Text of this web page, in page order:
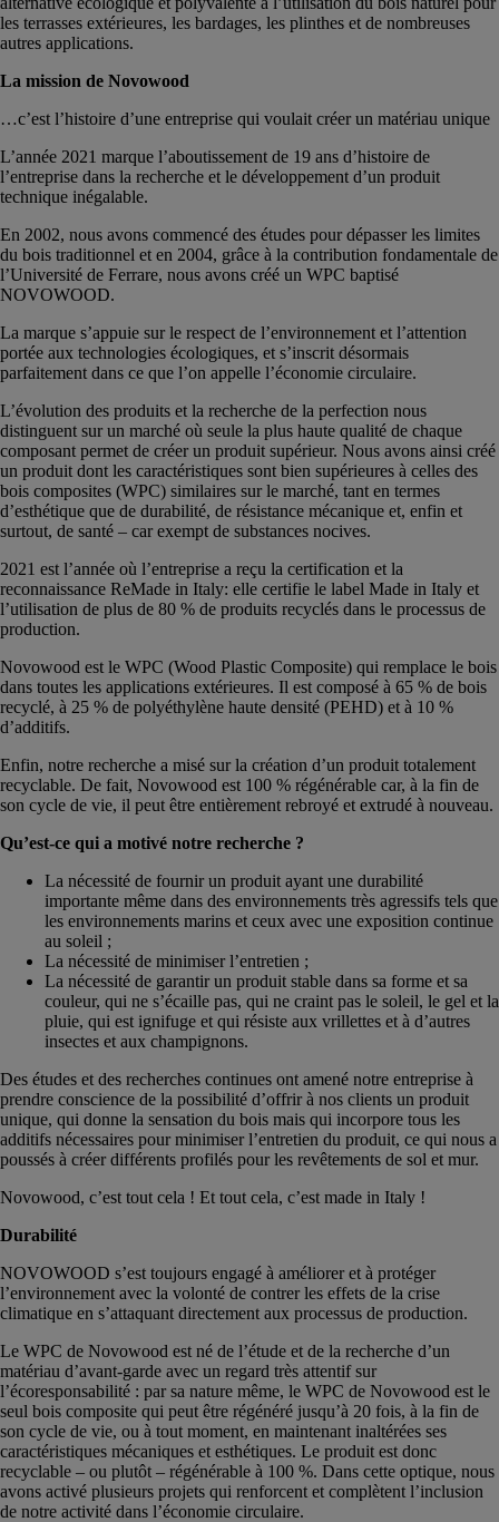
les terrasses extérieures, les bardages, les plinthes et de nombreuses
autres applications.
La mission de Novowood
…c’est l’histoire d’une entreprise qui voulait créer un matériau unique
L’année 2021 marque l’aboutissement de 19 ans d’histoire de
l’entreprise dans la recherche et le développement d’un produit
technique inégalable.
En 2002, nous avons commencé des études pour dépasser les limites
du bois traditionnel et en 2004, grâce à la contribution fondamentale de
l’Université de Ferrare, nous avons créé un WPC baptisé
NOVOWOOD.
La marque s’appuie sur le respect de l’environnement et l’attention
portée aux technologies écologiques, et s’inscrit désormais
parfaitement dans ce que l’on appelle l’économie circulaire.
L’évolution des produits et la recherche de la perfection nous
distinguent sur un marché où seule la plus haute qualité de chaque
composant permet de créer un produit supérieur. Nous avons ainsi créé
un produit dont les caractéristiques sont bien supérieures à celles des
bois composites (WPC) similaires sur le marché, tant en termes
d’esthétique que de durabilité, de résistance mécanique et, enfin et
surtout, de santé – car exempt de substances nocives.
2021 est l’année où l’entreprise a reçu la certification et la
reconnaissance ReMade in Italy: elle certifie le label Made in Italy et
l’utilisation de plus de 80 % de produits recyclés dans le processus de
production.
Novowood est le WPC (Wood Plastic Composite) qui remplace le bois
dans toutes les applications extérieures. Il est composé à 65 % de bois
recyclé, à 25 % de polyéthylène haute densité (PEHD) et à 10 %
d’additifs.
Enfin, notre recherche a misé sur la création d’un produit totalement
recyclable. De fait, Novowood est 100 % régénérable car, à la fin de
son cycle de vie, il peut être entièrement rebroyé et extrudé à nouveau.
Qu’est-ce qui a motivé notre recherche ?
La nécessité de fournir un produit ayant une durabilité
importante même dans des environnements très agressifs tels que
les environnements marins et ceux avec une exposition continue
au soleil ;
La nécessité de minimiser l’entretien ;
La nécessité de garantir un produit stable dans sa forme et sa
couleur, qui ne s’écaille pas, qui ne craint pas le soleil, le gel et la
pluie, qui est ignifuge et qui résiste aux vrillettes et à d’autres
insectes et aux champignons.
Des études et des recherches continues ont amené notre entreprise à
prendre conscience de la possibilité d’offrir à nos clients un produit
unique, qui donne la sensation du bois mais qui incorpore tous les
additifs nécessaires pour minimiser l’entretien du produit, ce qui nous a
poussés à créer différents profilés pour les revêtements de sol et mur.
Novowood, c’est tout cela ! Et tout cela, c’est made in Italy !
Durabilité
NOVOWOOD s’est toujours engagé à améliorer et à protéger
l’environnement avec la volonté de contrer les effets de la crise
climatique en s’attaquant directement aux processus de production.
Le WPC de Novowood est né de l’étude et de la recherche d’un
matériau d’avant-garde avec un regard très attentif sur
l’écoresponsabilité : par sa nature même, le WPC de Novowood est le
seul bois composite qui peut être régénéré jusqu’à 20 fois, à la fin de
son cycle de vie, ou à tout moment, en maintenant inaltérées ses
caractéristiques mécaniques et esthétiques. Le produit est donc
recyclable – ou plutôt – régénérable à 100 %. Dans cette optique, nous
avons activé plusieurs projets qui renforcent et complètent l’inclusion
de notre activité dans l’économie circulaire.